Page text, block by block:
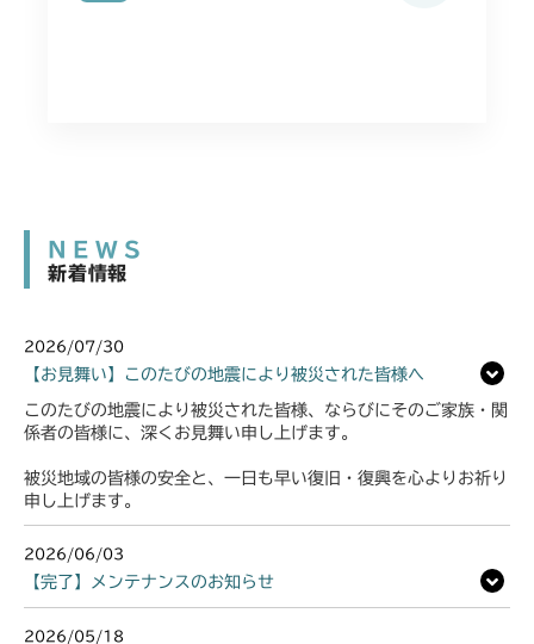
NEWS
新着情報
2026/07/30
【お見舞い】このたびの地震により被災された皆様へ
このたびの地震により被災された皆様、ならびにそのご家族・関
係者の皆様に、深くお見舞い申し上げます。
被災地域の皆様の安全と、一日も早い復旧・復興を心よりお祈り
申し上げます。
2026/06/03
【完了】メンテナンスのお知らせ
2026/05/18